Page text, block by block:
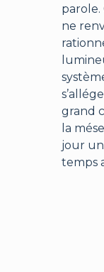
parole.
ne
grand
la
jour
temps